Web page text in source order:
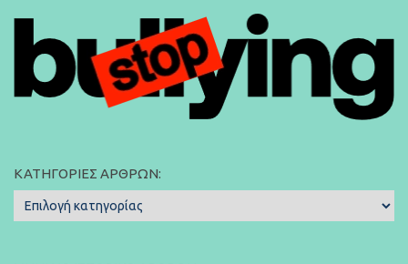
ΚΑΤΗΓΟΡΊΕΣ ΆΡΘΡΩΝ:
Κατηγορίες
Άρθρων: